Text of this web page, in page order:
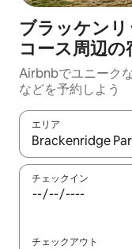
ブラッケン
コース⁠周⁠辺⁠の
Airbnbでユニーク
な⁠ど⁠を予⁠約⁠し⁠よ⁠う
エリア
検索結果が表示さ
チェックイン
チェックアウト